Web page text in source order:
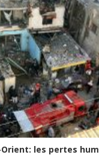
les pertes